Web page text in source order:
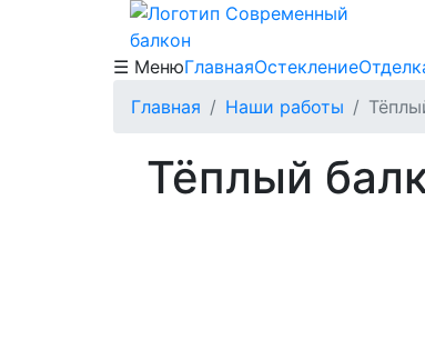
☰ МенюГлавнаяОстекление
Главная
Наши работы
Тёплый